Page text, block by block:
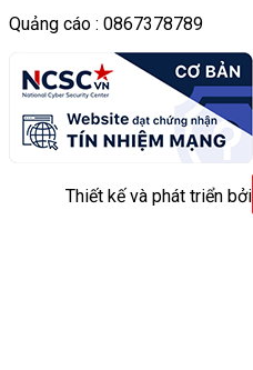
Quảng cáo : 0867378789
Thiết kế và phát triển bởi